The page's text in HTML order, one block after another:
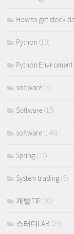
How to get stock
Python (10)
Python Enviroment
software (7)
Software (15)
software (146)
Spring (12)
System trading (5)
개발 TIP (92)
스터디LAB (29)